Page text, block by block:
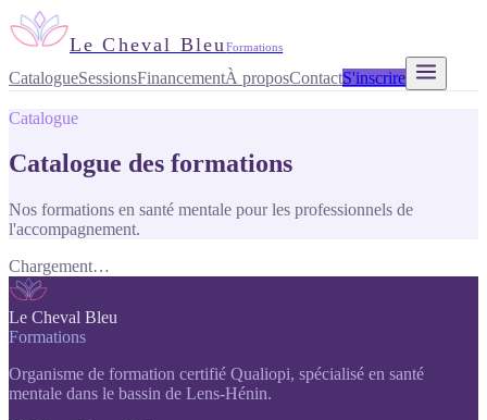
Le Cheval BleuFormations
CatalogueSessionsFinancementÀ proposContactS'inscrire
Catalogue
Catalogue des formations
Nos formations en santé mentale pour les professionnels de
l'accompagnement.
Chargement…
Le Cheval Bleu
Formations
Organisme de formation certifié Qualiopi, spécialisé en santé
mentale dans le bassin de Lens-Hénin.